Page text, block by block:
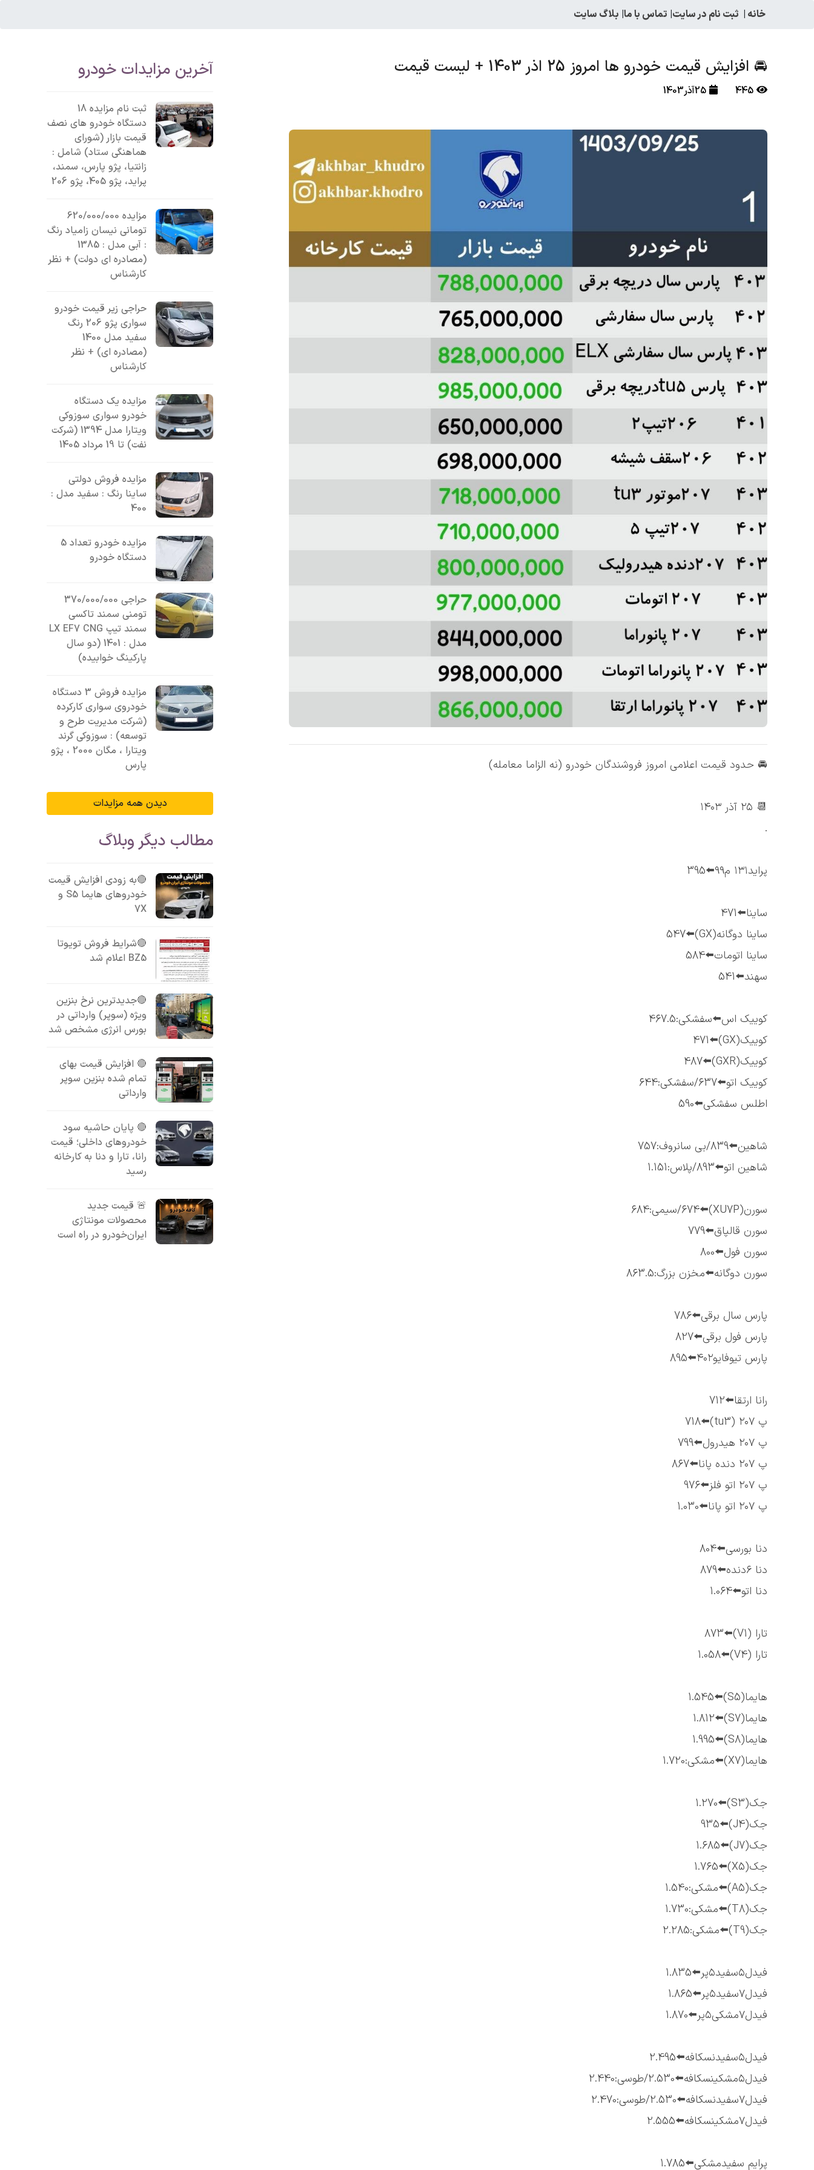
خانه | ثبت نام در سایت| تماس با ما| بلاگ سایت
🚘 افزایش قیمت خودرو ها امروز 25 اذر 1403 + لیست قیمت
445 25آذر1403
🚘 حدود قیمت اعلامی امروز فروشندگان خودرو (نه الزاما معامله)
📆 ۲۵ آذر ۱۴۰۳
.
پراید۱۳۱ م۹۹⬅️395
ساینا⬅️471
ساینا دوگانه(GX)⬅️547
ساینا اتومات⬅️584
سهند⬅️541
کوییک اس⬅️سفشکی:467.5
کوییک(GX)⬅️471
کوییک(GXR)⬅️487
کوییک اتو⬅️637/سفشکی:644
اطلس سفشکی⬅️590
شاهین⬅️839/بی سانروف:757
شاهین اتو⬅️893/پلاس:1.151
سورن(XU7P)⬅️674/سیمی:684
سورن قالپاق⬅️779
سورن فول⬅️800
سورن دوگانه⬅️مخزن بزرگ:863.5
پارس سال برقی⬅️786
پارس فول برقی⬅️827
پارس تیوفایو۴۰۲⬅️895
رانا ارتقا⬅️712
پ ۲۰۷ (tu3)⬅️718
پ ۲۰۷ هیدرول⬅️799
پ ۲۰۷ دنده پانا⬅️867
پ ۲۰۷ اتو فلز⬅️976
پ ۲۰۷ اتو پانا⬅️1.030
دنا بورسی⬅️804
دنا ۶دنده⬅️879
دنا اتو⬅️1.064
تارا (V1)⬅️873
تارا (V4)⬅️1.058
هایما(S5)⬅️1.545
هایما(S7)⬅️1.812
هایما(S8)⬅️1.995
هایما(X7)⬅️مشکی:1.720
جک(S3)⬅️1.270
جک(J4)⬅️935
جک(J7)⬅️1.685
جک(X5)⬅️1.765
جک(A5)⬅️مشکی:1.540
جک(T8)⬅️مشکی:1.730
جک(T9)⬅️مشکی:2.285
فیدل۵سفید۵پر⬅️1.835
فیدل۷سفید۵پر⬅️1.865
فیدل۷مشکی۵پر⬅️1.870
فیدل۵سفیدنسکافه⬅️2.495
فیدل۵مشکینسکافه⬅️2.530/طوسی:2.440
فیدل۷سفیدنسکافه⬅️2.530/طوسی:2.470
فیدل۷مشکینسکافه⬅️2.555
پرایم سفیدمشکی⬅️1.785
آخرین مزایدات خودرو
ثبت نام مزایده 18
دستگاه خودرو های نصف
قیمت بازار (شورای
هماهنگی ستاد) شامل :
زانتیا، پژو پارس، سمند،
پراید، پژو 405، پژو 206
مزایده 620/000/000
تومانی نیسان زامیاد رنگ
: آبی مدل : 1385
(مصادره ای دولت) + نظر
کارشناس
حراجی زیر قیمت خودرو
سواری پژو 206 رنگ
سفید مدل 1400
(مصادره ای) + نظر
کارشناس
مزایده یک دستگاه
خودرو سواری سوزوکی
ویتارا مدل 1394 (شرکت
نفت) تا 19 مرداد 1405
مزایده فروش دولتی
ساینا رنگ : سفید مدل :
400
مزایده خودرو تعداد 5
دستگاه خودرو
حراجی 370/000/000
تومنی سمند تاکسی
سمند تیپ LX EF7 CNG
مدل : 1401 (دو سال
پارکینگ خوابیده)
مزایده فروش 3 دستگاه
خودروی سواری کارکرده
(شرکت مدیریت طرح و
توسعه) : سوزوکی گرند
ویتارا ، مگان 2000 ، پژو
پارس
دیدن همه مزایدات
مطالب دیگر وبلاگ
🔴به زودی افزایش قیمت
خودروهای هایما S5 و
7X
🔴شرایط فروش تویوتا
BZ5 اعلام شد
🔴جدیدترین نرخ بنزین
ویژه (سوپر) وارداتی در
بورس انرژی مشخص شد
🔴 افزایش قیمت بهای
تمام شده بنزین سوپر
وارداتی
🔴 پایان حاشیه سود
خودروهای داخلی؛ قیمت
رانا، تارا و دنا به کارخانه
رسید
🚨 قیمت جدید
محصولات مونتاژی
ایران‌خودرو در راه است